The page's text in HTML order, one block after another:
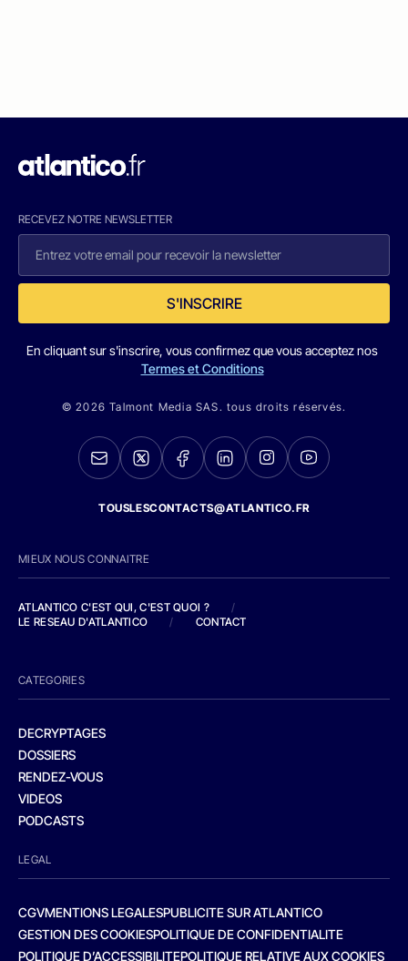
RECEVEZ NOTRE NEWSLETTER
S'INSCRIRE
En cliquant sur s'inscrire, vous confirmez que vous acceptez nos
Termes et Conditions
© 2026 Talmont Media SAS. tous droits réservés.
TOUSLESCONTACTS@ATLANTICO.FR
MIEUX NOUS CONNAITRE
ATLANTICO C'EST QUI, C'EST QUOI ?
/
LE RESEAU D'ATLANTICO
/ CONTACT
CATEGORIES
DECRYPTAGES
DOSSIERS
RENDEZ-VOUS
VIDEOS
PODCASTS
LEGAL
CGVMENTIONS LEGALESPUBLICITE SUR ATLANTICO
GESTION DES COOKIESPOLITIQUE DE CONFIDENTIALITE
POLITIQUE D’ACCESSIBILITEPOLITIQUE RELATIVE AUX COOKIES